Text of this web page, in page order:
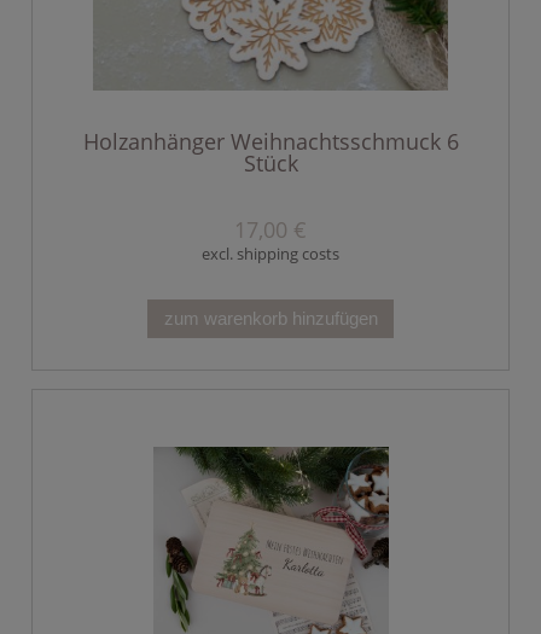
Holzanhänger Weihnachtsschmuck 6
Stück
17,00 €
excl. shipping costs
zum warenkorb hinzufügen